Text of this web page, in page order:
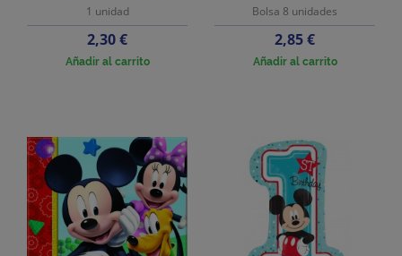
1 unidad
Precio
2,30 €
Añadir al carrito
Bolsa 8 unidades
Precio
2,85 €
Añadir al carrito